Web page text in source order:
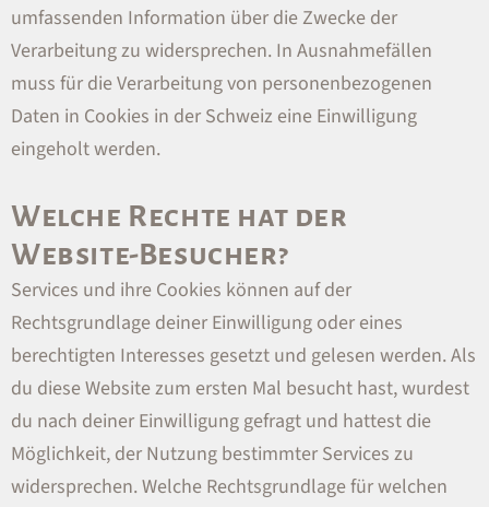
umfassenden Information über die Zwecke der
Verarbeitung zu widersprechen. In Ausnahmefällen
muss für die Verarbeitung von personenbezogenen
Daten in Cookies in der Schweiz eine Einwilligung
eingeholt werden.
Welche Rechte hat der
Website-Besucher?
Services und ihre Cookies können auf der
Rechtsgrundlage deiner Einwilligung oder eines
berechtigten Interesses gesetzt und gelesen werden. Als
du diese Website zum ersten Mal besucht hast, wurdest
du nach deiner Einwilligung gefragt und hattest die
Möglichkeit, der Nutzung bestimmter Services zu
widersprechen. Welche Rechtsgrundlage für welchen